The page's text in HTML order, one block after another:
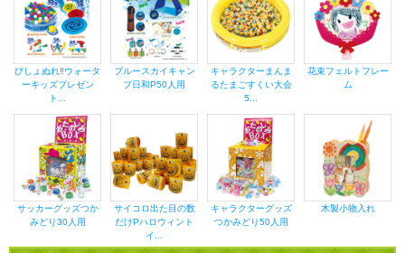
びしょぬれ‼ウォータ
ーキッズプレゼン
ト...
ブルースカイキャン
プ日和P50人用
キャラクターまんま
るたまごすくい大会
5...
花束フェルトフレー
ム
サッカーグッズつか
みどり30人用
サイコロ出た目の数
だけPハロウィント
イ...
キャラクターグッズ
つかみどり50人用
木製小物入れ